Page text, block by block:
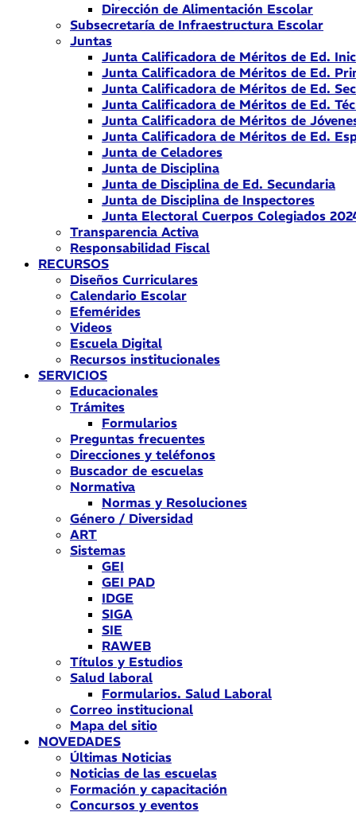
Dirección de Alimentación Escolar
Subsecretaría de Infraestructura Escolar
Juntas
Junta Calificadora de Méritos de Ed.
Junta Calificadora de Méritos de Ed.
Junta Calificadora de Méritos de Ed.
Junta Calificadora de Méritos de Ed.
Junta Calificadora de Méritos de
Junta Calificadora de Méritos de Ed.
Junta de Celadores
Junta de Disciplina
Junta de Disciplina de Ed. Secundaria
Junta de Disciplina de Inspectores
Junta Electoral Cuerpos Colegiados
Transparencia Activa
Responsabilidad Fiscal
RECURSOS
Diseños Curriculares
Calendario Escolar
Efemérides
Videos
Escuela Digital
Recursos institucionales
SERVICIOS
Educacionales
Trámites
Formularios
Preguntas frecuentes
Direcciones y teléfonos
Buscador de escuelas
Normativa
Normas y Resoluciones
Género / Diversidad
ART
Sistemas
GEI
GEI PAD
IDGE
SIGA
SIE
RAWEB
Títulos y Estudios
Salud laboral
Formularios. Salud Laboral
Correo institucional
Mapa del sitio
NOVEDADES
Últimas Noticias
Noticias de las escuelas
Formación y capacitación
Concursos y eventos